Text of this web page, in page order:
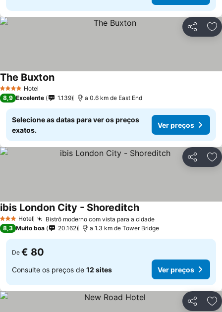
Partilhar
4 EstrelasHotel
The BuxtonVer preços
8,9 Excelente 1.139 a 0.6 km de East End
Selecione as datas para ver os preços
exatos.
Ver preços
Partilhar
3 EstrelasHotel Bistrô moderno com vista para a cidadeVer preços
ibis London City - ShoreditchVer preços
8,3 Muito boa 20.162 a 1.3 km de Tower Bridge
De € 80
Consulte os preços de 12 sites Ver preços
Partilhar